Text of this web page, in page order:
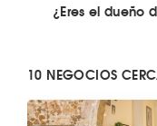
¿Eres el dueño
10 NEGOCIOS